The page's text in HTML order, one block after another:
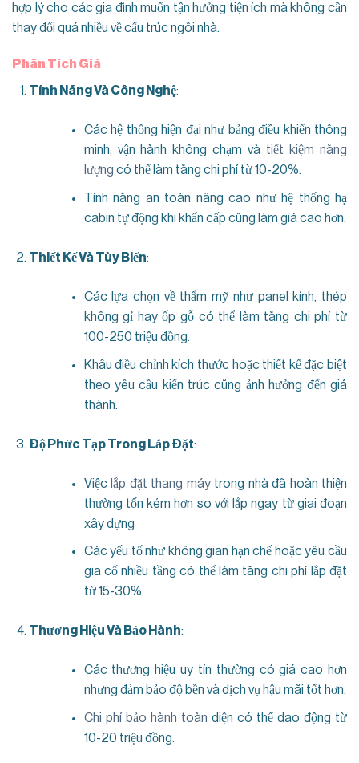
hợp lý cho các gia đình muốn tận hưởng tiện ích mà không cần
thay đổi quá nhiều về cấu trúc ngôi nhà.
Phân Tích Giá
Tính Năng Và Công Nghệ:
Các hệ thống hiện đại như bảng điều khiển thông
minh, vận hành không chạm và tiết kiệm năng
lượng có thể làm tăng chi phí từ 10-20%.
Tính năng an toàn nâng cao như hệ thống hạ
cabin tự động khi khẩn cấp cũng làm giá cao hơn.
Thiết Kế Và Tùy Biến:
Các lựa chọn về thẩm mỹ như panel kính, thép
không gỉ hay ốp gỗ có thể làm tăng chi phí từ
100-250 triệu đồng.
Khâu điều chỉnh kích thước hoặc thiết kế đặc biệt
theo yêu cầu kiến trúc cũng ảnh hưởng đến giá
thành.
Độ Phức Tạp Trong Lắp Đặt:
Việc lắp đặt thang máytrong nhà đã hoàn thiện
thường tốn kém hơn so với lắp ngay từ giai đoạn
xây dựng
Các yếu tố như không gian hạn chế hoặc yêu cầu
gia cố nhiều tầng có thể làm tăng chi phí lắp đặt
từ 15-30%.
Thương Hiệu Và Bảo Hành:
Các thương hiệu uy tín thường có giá cao hơn
nhưng đảm bảo độ bền và dịch vụ hậu mãi tốt hơn.
Chi phí bảo hành toàn diện có thể dao động từ
10-20 triệu đồng.